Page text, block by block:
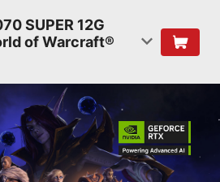
SUPER 12G
of Warcraft®